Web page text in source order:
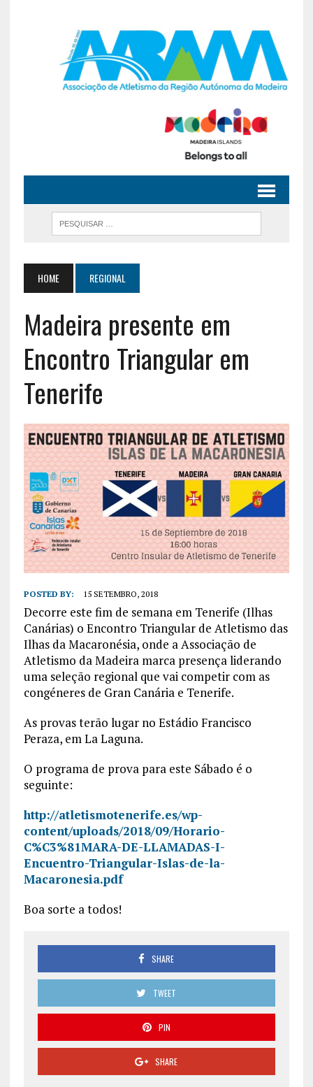
HOME REGIONAL
Madeira presente em
Encontro Triangular em
Tenerife
POSTED BY: 15 SETEMBRO, 2018
Decorre este fim de semana em Tenerife (Ilhas
Canárias) o Encontro Triangular de Atletismo das
Ilhas da Macaronésia, onde a Associação de
Atletismo da Madeira marca presença liderando
uma seleção regional que vai competir com as
congéneres de Gran Canária e Tenerife.
As provas terão lugar no Estádio Francisco
Peraza, em La Laguna.
O programa de prova para este Sábado é o
seguinte:
http://atletismotenerife.es/wp-
content/uploads/2018/09/Horario-
C%C3%81MARA-DE-LLAMADAS-I-
Encuentro-Triangular-Islas-de-la-
Macaronesia.pdf
Boa sorte a todos!
SHARE
TWEET
PIN
SHARE